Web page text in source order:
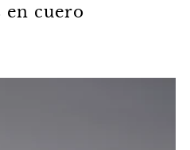
en cuero